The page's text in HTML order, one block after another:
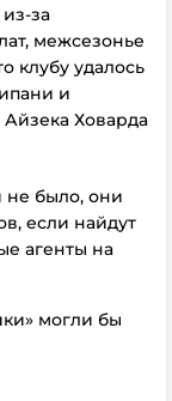
за
межсезонье
клубу удалось
и
Ховарда
не было, они
если найдут
агенты на
могли бы